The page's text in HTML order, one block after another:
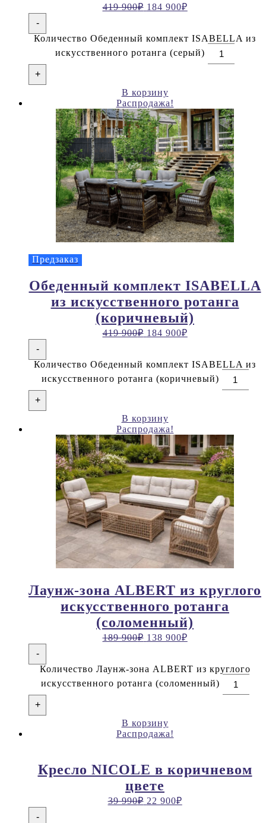
419 900₽ 184 900₽
-
Количество Обеденный комплект ISABELLA из
искусственного ротанга (серый)
+
В корзину
Распродажа!
Предзаказ
Обеденный комплект ISABELLA
из искусственного ротанга
(коричневый)
419 900₽ 184 900₽
-
Количество Обеденный комплект ISABELLA из
искусственного ротанга (коричневый)
+
В корзину
Распродажа!
Лаунж-зона ALBERT из круглого
искусственного ротанга
(соломенный)
189 900₽ 138 900₽
-
Количество Лаунж-зона ALBERT из круглого
искусственного ротанга (соломенный)
+
В корзину
Распродажа!
Кресло NICOLE в коричневом
цвете
39 990₽ 22 900₽
-